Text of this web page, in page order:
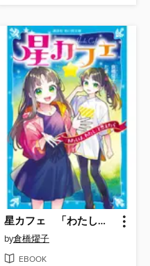
星カフェ 「わたしは、わたし」と思えたら
by倉橋燿子
EBOOK